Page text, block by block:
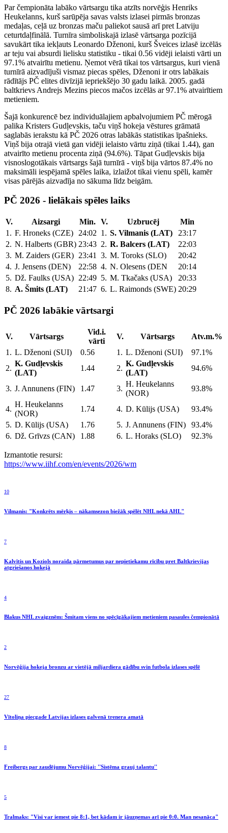
Par čempionāta labāko vārtsargu tika atzīts norvēģis Henriks
Heukelanns, kurš sarūpēja savas valsts izlasei pirmās bronzas
medaļas, ceļā uz bronzas maču paliekot sausā arī pret Latviju
ceturtdaļfinālā. Turnīra simboliskajā izlasē vārtsarga pozīcijā
savukārt tika iekļauts Leonardo Dženoni, kurš Šveices izlasē izcēlās
ar teju vai absurdi lielisku statistiku - tikai 0.56 vidēji ielaisti vārti un
97.1% atvairītu metienu. Ņemot vērā tikai tos vārtsargus, kuri vienā
turnīrā aizvadījuši vismaz piecas spēles, Dženoni ir otrs labākais
rādītājs PČ elites divīzijā iepriekšējo 30 gadu laikā. 2005. gadā
baltkrievs Andrejs Mezins piecos mačos izcēlās ar 97.1% atvairītiem
metieniem.
Šajā konkurencē bez individuālajiem apbalvojumiem PČ mērogā
palika Kristers Gudļevskis, taču viņš hokeja vēstures grāmatā
saglabās ierakstu kā PČ 2026 otras labākās statistikas īpašnieks.
Viņš bija otrajā vietā gan vidēji ielaisto vārtu ziņā (tikai 1.44), gan
atvairīto metienu procenta ziņā (94.6%). Tāpat Gudļevskis bija
visnoslogotākais vārtsargs šajā turnīrā - viņš bija vārtos 87.4% no
maksimāli iespējamā spēles laika, izlaižot tikai vienu spēli, kamēr
visas pārējās aizvadīja no sākuma līdz beigām.
PČ 2026 - lielākais spēles laiks
V. Aizsargi Min. V. Uzbrucēj
Min
1. F. Hroneks (CZE) 24:02 1. S. Vilmanis (LAT)
23:17
2. N. Halberts (GBR) 23:43 2. R. Balcers (LAT)
22:03
3. M. Zaiders (GER) 23:41 3. M. Toroks (SLO)
20:42
4. J. Jensens (DEN) 22:58 4. N. Olesens (DEN
20:14
5. Dž. Faulks (USA) 22:49 5. M. Tkačaks (USA)
20:33
8. A. Šmits (LAT) 21:47 6. L. Raimonds (SWE) 20:29
PČ 2026 labākie vārtsargi
V. Vārtsargs
Vid.i.
vārti
V. Vārtsargs
Atv.m.%
1. L. Dženoni (SUI) 0.56 1. L. Dženoni (SUI)
97.1%
2.
K. Gudļevskis
(LAT)
1.44 2.
K. Gudļevskis
(LAT)
94.6%
3. J. Annunens (FIN) 1.47 3.
H. Heukelanns
(NOR)
93.8%
4.
H. Heukelanns
(NOR)
1.74 4. D. Kūlijs (USA)
93.4%
5. D. Kūlijs (USA) 1.76 5. J. Annunens (FIN)
93.4%
6. Dž. Grīvzs (CAN) 1.88 6. L. Horaks (SLO) 92.3%
Izmantotie resursi:
https://www.iihf.com/en/events/2026/wm
10
Vilmanis: "Konkrēts mērķis – nākamsezon biežāk spēlēt NHL nekā AHL"
7
Kalvītis un Koziols noraida pārmetumus par nepietiekamu rīcību pret Baltkrievijas
atgriešanos hokejā
4
Blakus NHL zvaigznēm: Šmitam viens no spēcīgākajiem metieniem pasaules čempionātā
2
Norvēģija hokeja bronzu ar vietējā miljardiera gādību svin futbola izlases spēlē
27
Vītoliņa piecgade Latvijas izlases galvenā trenera amatā
8
Freibergs par zaudējumu Norvēģijai: ''Sistēma grauj talantu''
5
Tralmaks: "Visi var iemest pie 8:1, bet kādam ir jāuzņemas arī pie 0:0. Man nesanāca"